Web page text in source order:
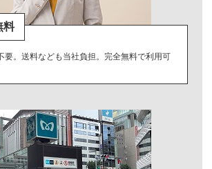
料
要。送料なども当社負担。完全無料で利用可